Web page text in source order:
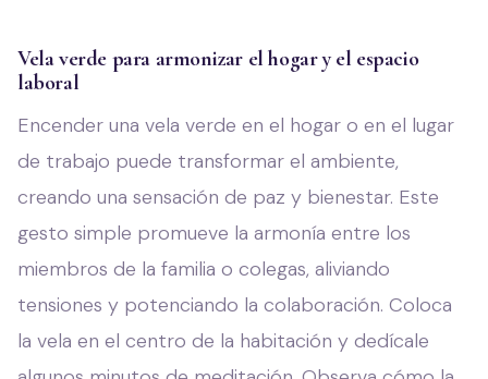
Vela verde para armonizar el hogar y el espacio
laboral
Encender una vela verde en el hogar o en el lugar
de trabajo puede transformar el ambiente,
creando una sensación de paz y bienestar. Este
gesto simple promueve la armonía entre los
miembros de la familia o colegas, aliviando
tensiones y potenciando la colaboración. Coloca
la vela en el centro de la habitación y dedícale